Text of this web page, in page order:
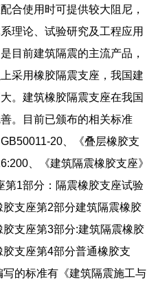
合使用时可提供较大阻尼，
理论、试验研究及工程应用
目前建筑隔震的主流产品，
采用橡胶隔震支座，我国建
。建筑橡胶隔震支座在我国
。目前已颁布的相关标准
20、《叠层橡胶支
、《建筑隔震橡胶支座》
第1部分：隔震橡胶支座试验
支座第2部分建筑隔震橡胶
支座第3部分:建筑隔震橡胶
支座第4部分普通橡胶支
的标准有《建筑隔震施工与